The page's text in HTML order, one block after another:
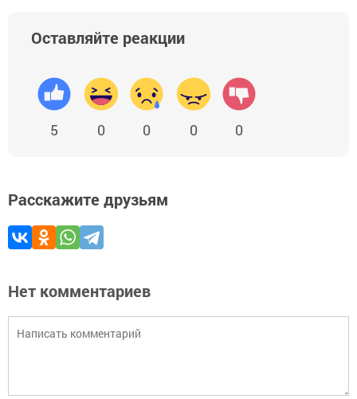
Оставляйте реакции
5 0 0 0 0
Расскажите друзьям
Нет комментариев